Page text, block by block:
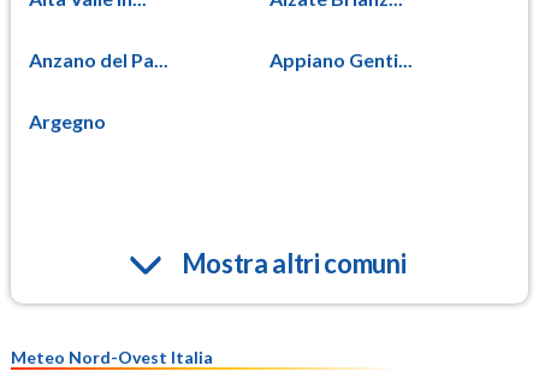
Anzano del Pa... Appiano Genti...
Argegno
Mostra altri comuni
Meteo Nord-Ovest Italia